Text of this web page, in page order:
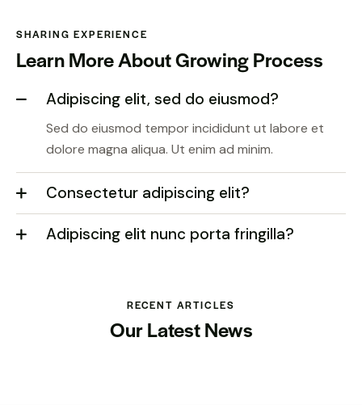
SHARING EXPERIENCE
Learn More About Growing Process
Adipiscing elit, sed do eiusmod?
Sed do eiusmod tempor incididunt ut labore et
dolore magna aliqua. Ut enim ad minim.
Consectetur adipiscing elit?
Adipiscing elit nunc porta fringilla?
RECENT ARTICLES
Our Latest News